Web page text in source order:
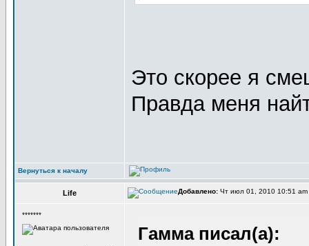
Это скорее я
Правда меня
Вернуться к началу
Life Добавлено: Чт июл 01, 2010 10:51 am
*******
Гамма писал(а):